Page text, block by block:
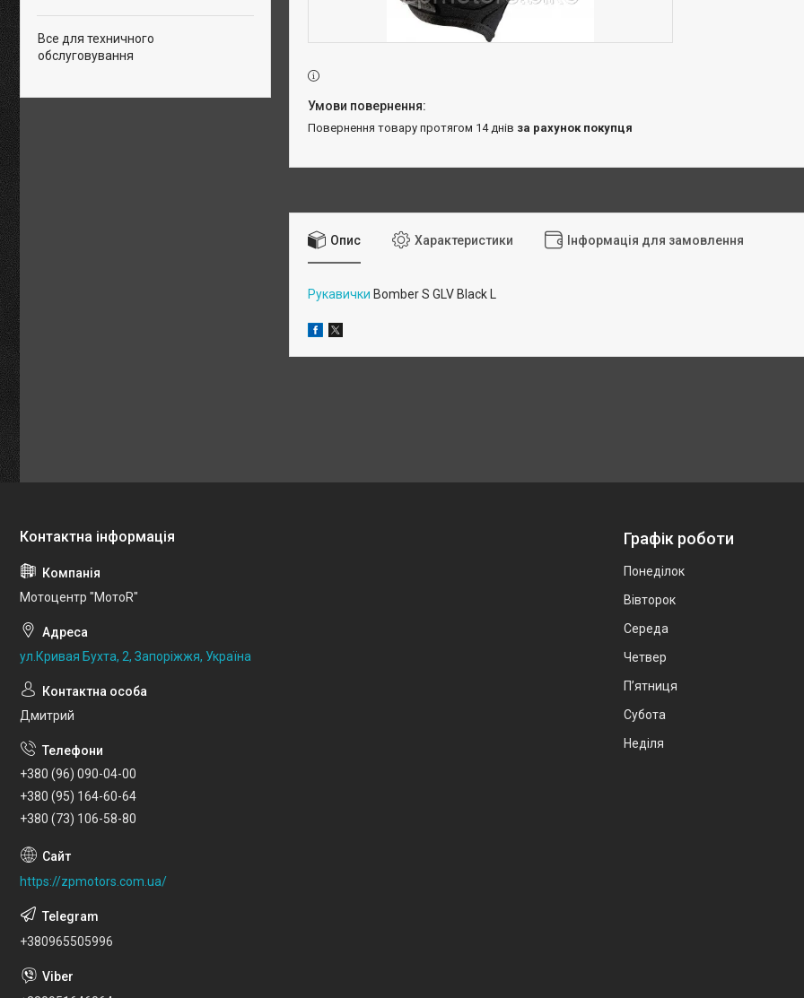
повернення товару протягом 14 днів за рахунок покупця
Опис Характеристики Інформація для замовлення
Рукавички Bomber S GLV Black L
Все для техничного
обслуговування
Мотоцентр "МотоR"
ул.Кривая Бухта, 2, Запоріжжя, Україна
Дмитрий
+380 (96) 090-04-00
+380 (95) 164-60-64
+380 (73) 106-58-80
https://zpmotors.com.ua/
+380965505996
Графік роботи
Понеділок
Вівторок
Середа
Четвер
Пʼятниця
Субота
Неділя